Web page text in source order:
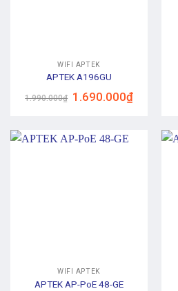
WIFI APTEK
APTEK A196GU
1.990.000₫ Giá
gốc
1.690.000₫Giá
hiện
1.690.000₫.
WIFI APTEK
APTEK AP-PoE 48-GE